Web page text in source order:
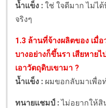
น้ำแข็ง : ใช่ ใจดีมาก ไม่ไ
จริงๆ
1.3 ล้านที่จ้างผลิตของ เมื่
บางอย่างก็ขึ้นรา เสียหายไ
เอาวัตถุดิบเขามา ?
น้ำแข็ง : ผมขอกลับมาเพื่อ
ทนายแชมป์ :ไม่อยากให้